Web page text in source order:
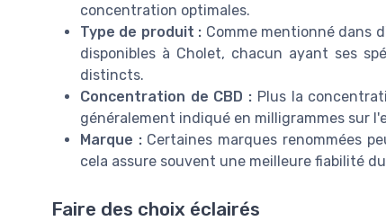
concentration optimales.
Type de produit : Comme mentionné dans
disponibles à Cholet, chacun ayant ses
distincts.
Concentration de CBD : Plus la
généralement indiqué en milligrammes sur
Marque :Certaines marques renommées
cela assure souvent une meilleure fiabilité
Faire des choix éclairés